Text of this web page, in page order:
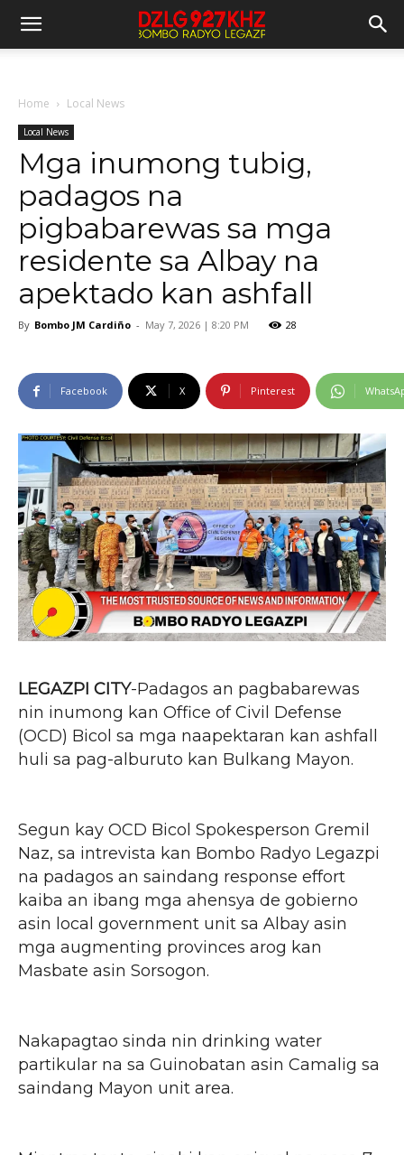
Home Local News
Local News
Mga inumong tubig,
padagos na
pigbabarewas sa mga
residente sa Albay na
apektado kan ashfall
By Bombo JM Cardiño - May 7, 2026 | 8:20 PM 28
Facebook X Pinterest
LEGAZPI CITY-Padagos an pagbabarewas
nin inumong kan Office of Civil Defense
(OCD) Bicol sa mga naapektaran kan ashfall
huli sa pag-alburuto kan Bulkang Mayon.
Segun kay OCD Bicol Spokesperson Gremil
Naz, sa intrevista kan Bombo Radyo Legazpi
na padagos an saindang response effort
kaiba an ibang mga ahensya de gobierno
asin local government unit sa Albay asin
mga augmenting provinces arog kan
Masbate asin Sorsogon.
Nakapagtao sinda nin drinking water
partikular na sa Guinobatan asin Camalig sa
saindang Mayon unit area.